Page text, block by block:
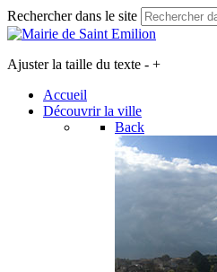
Rechercher dans le site
Ajuster la taille du texte - +
Accueil
Découvrir la ville
Back